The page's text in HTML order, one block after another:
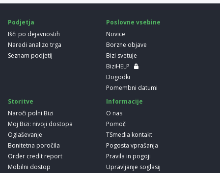
Podjetja
Išči po dejavnostih
Naredi analizo trga
Seznam podjetij
Poslovne vsebine
Novice
Borzne objave
Bizi svetuje
BiziHELP
Dogodki
Pomembni datumi
Storitve
Naroči polni Bizi
Moj Bizi: nivoji dostopa
Oglaševanje
Bonitetna poročila
Order credit report
Mobilni dostop
Informacije
O nas
Pomoč
TSmedia kontakt
Pogosta vprašanja
Pravila in pogoji
Upravljanje soglasij